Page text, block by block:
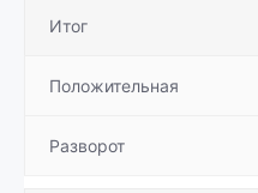
Итог
Положительная
Разворот